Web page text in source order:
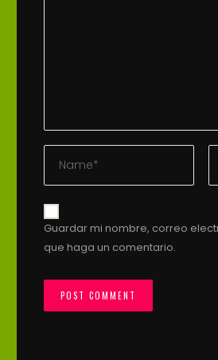
Guardar mi nombre, correo
que haga un comentario.